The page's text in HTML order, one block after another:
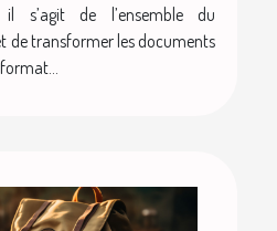
il s’agit de l’ensemble du
de transformer les documents